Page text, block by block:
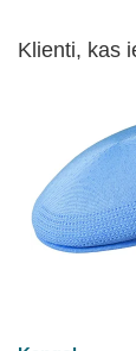
Klienti, kas